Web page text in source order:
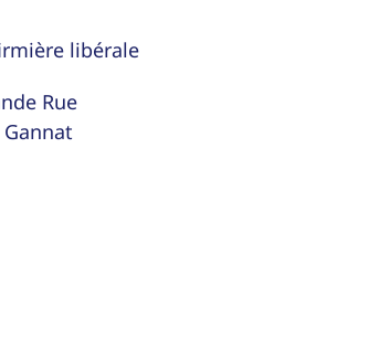
libérale
Rue
Gannat